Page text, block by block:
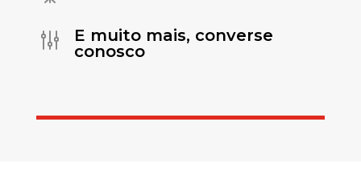
g
E muito mais, converse
conosco